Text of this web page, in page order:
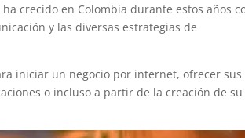
crecido en Colombia durante estos años
y las diversas estrategias de
iniciar un negocio por internet, ofrecer sus
o incluso a partir de la creación de su